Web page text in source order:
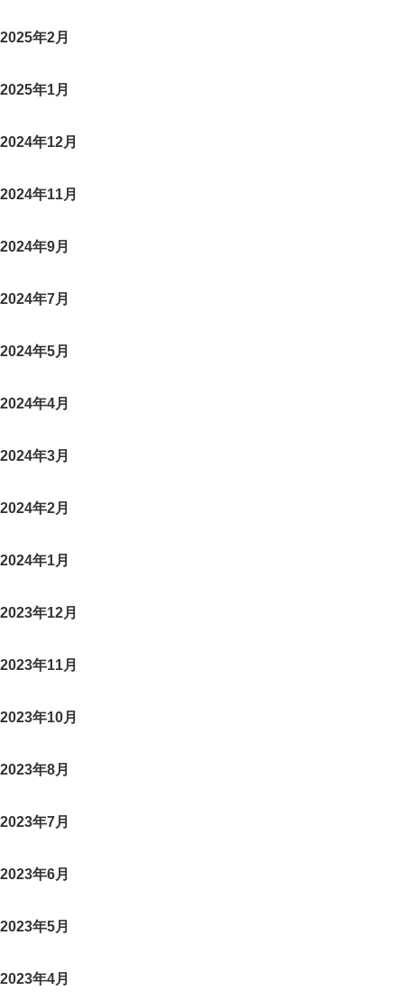
2025年2月
2025年1月
2024年12月
2024年11月
2024年9月
2024年7月
2024年5月
2024年4月
2024年3月
2024年2月
2024年1月
2023年12月
2023年11月
2023年10月
2023年8月
2023年7月
2023年6月
2023年5月
2023年4月